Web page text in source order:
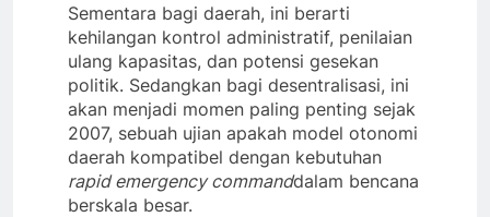
Sementara bagi daerah, ini berarti
kehilangan kontrol administratif, penilaian
ulang kapasitas, dan potensi gesekan
politik. Sedangkan bagi desentralisasi, ini
akan menjadi momen paling penting sejak
2007, sebuah ujian apakah model otonomi
daerah kompatibel dengan kebutuhan
rapid emergency commanddalam bencana
berskala besar.